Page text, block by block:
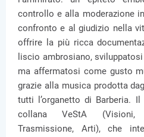
controllo e alla moderazione
confronto e al giudizio nella
offrire la più ricca
liscio ambrosiano,
ma affermatosi come gusto
grazie alla musica prodotta
tutti l’organetto di Barberia.
collana VeStA (Visioni,
Trasmissione, Arti), che